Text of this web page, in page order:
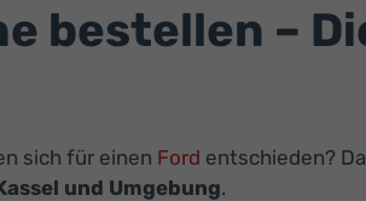
bestellen –
sich für einen Ford entschieden?
und Umgebung.